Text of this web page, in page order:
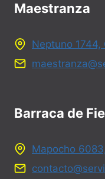
Maestranza
Neptuno 1744,
Barraca de
Mapocho